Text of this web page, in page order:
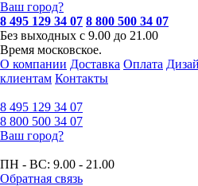
Ваш город?
8 495 129 34 07 8 800 500 34 07
Без выходных с 9.00 до 21.00
Время московское.
О компании Доставка Оплата
клиентам Контакты
8 495 129 34 07
8 800 500 34 07
Ваш город?
ПН - ВС: 9.00 - 21.00
Обратная связь